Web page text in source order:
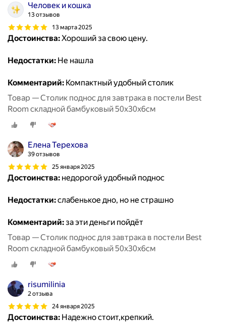
Человек и кошка
13 отзывов
13 марта 2025
Достоинства:Хороший за свою цену.
Недостатки: Не нашла
Комментарий: Компактный удобный столик
Товар — Столик поднос для завтрака в постели Best
Room складной бамбуковый 50x30x6см
Елена Терехова
39 отзывов
25 января 2025
Достоинства: недорогой удобный поднос
Недостатки:слабенькое дно, но не страшно
Комментарий:за эти деньги пойдёт
Товар — Столик поднос для завтрака в постели Best
Room складной бамбуковый 50x30x6см
risumilinia
2 отзыва
24 января 2025
Достоинства: Надежно стоит,крепкий.